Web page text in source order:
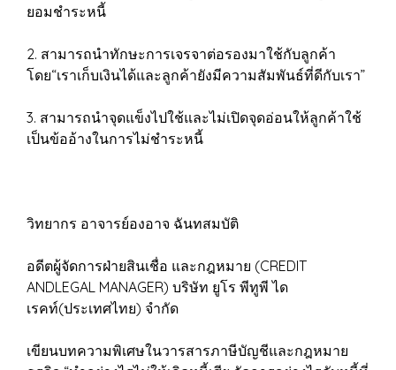
ยอมชำระหนี้
2. สามารถนำทักษะการเจรจาต่อรองมาใช้กับลูกค้า
โดย“เราเก็บเงินได้และลูกค้ายังมีความสัมพันธ์ที่ดีกับเรา”
3. สามารถนำจุดแข็งไปใช้และไม่เปิดจุดอ่อนให้ลูกค้าใช้
เป็นข้ออ้างในการไม่ชำระหนี้
วิทยากร อาจารย์องอาจ ฉันทสมบัติ
อดีตผู้จัดการฝ่ายสินเชื่อ และกฎหมาย (CREDIT
ANDLEGAL MANAGER) บริษัท ยูโร พีทูพี ได
เรคท์(ประเทศไทย) จำกัด
เขียนบทความพิเศษในวารสารภาษีบัญชีและกฎหมาย